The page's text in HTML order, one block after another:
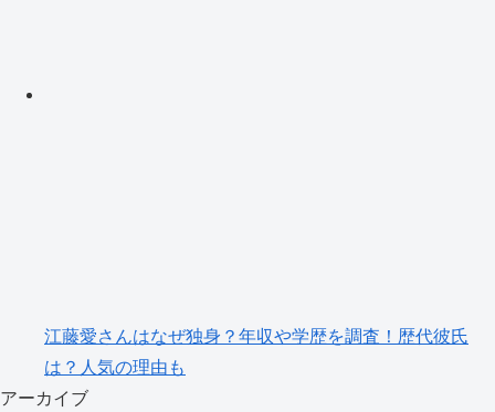
江藤愛さんはなぜ独身？年収や学歴を調査！歴代彼氏
は？人気の理由も
アーカイブ